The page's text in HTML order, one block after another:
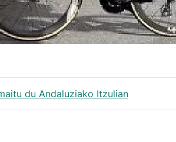
du Andaluziako Itzulian